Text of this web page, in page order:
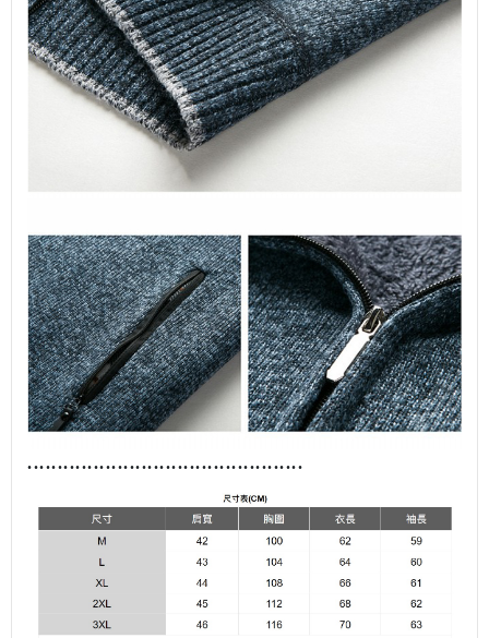
..............................................